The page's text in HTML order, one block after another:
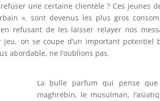
une certaine clientèle ? Ces jeunes
», sont devenus les plus gros
refusant de les laisser relayer nos
on se coupe d’un important potentiel
abordable, ne l’oublions pas.
La bulle parfum qui pense
maghrébin, le musulman,